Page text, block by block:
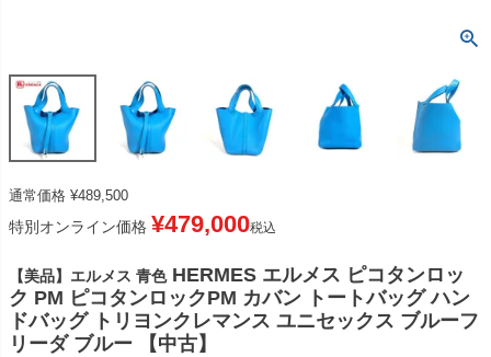
通常価格 ¥489,500
特別オンライン価格 ¥479,000税込
【美品】エルメス 青色 HERMES エルメス ピコタンロッ
ク PM ピコタンロックPM カバン トートバッグ ハン
ドバッグ トリヨンクレマンス ユニセックス ブルーフ
リーダ ブルー 【中古】